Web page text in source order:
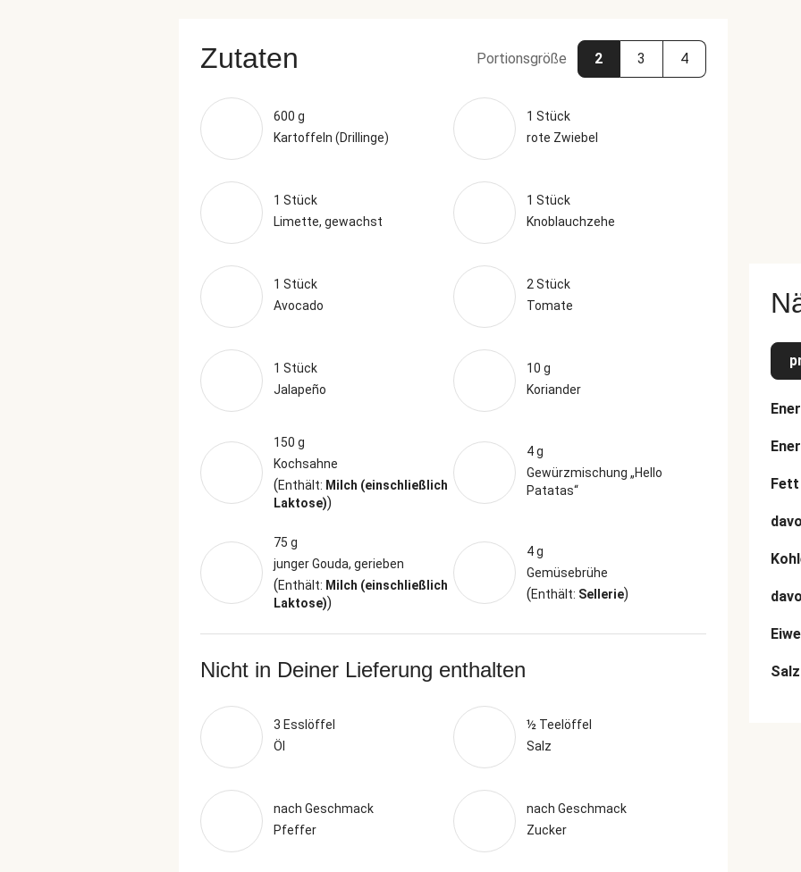
Zutaten Portionsgröße 2 3 4
600 g
Kartoffeln (Drillinge)
1 Stück
rote Zwiebel
1 Stück
Limette, gewachst
1 Stück
Knoblauchzehe
1 Stück
Avocado
2 Stück
Tomate
1 Stück
Jalapeño
10 g
Koriander
150 g
Kochsahne
(Enthält: Milch (einschließlich
Laktose))
4 g
Gewürzmischung „Hello
Patatas“
75 g
junger Gouda, gerieben
(Enthält: Milch (einschließlich
Laktose))
4 g
Gemüsebrühe
(Enthält: Sellerie)
Nicht in Deiner Lieferung enthalten
3 Esslöffel
Öl
½ Teelöffel
Salz
nach Geschmack
Pfeffer
nach Geschmack
Zucker
Fett
Salz